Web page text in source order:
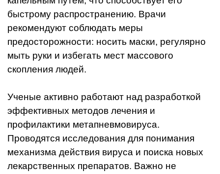
быстрому распространению. Врачи
рекомендуют соблюдать меры
предосторожности: носить маски, регулярно
мыть руки и избегать мест массового
скопления людей.
Ученые активно работают над разработкой
эффективных методов лечения и
профилактики метапневмовируса.
Проводятся исследования для понимания
механизма действия вируса и поиска новых
лекарственных препаратов. Важно не